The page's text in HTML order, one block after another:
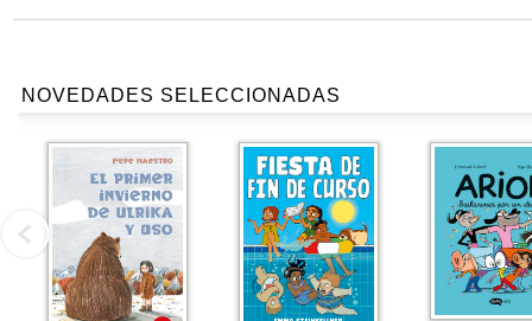
NOVEDADES SELECCIONADAS